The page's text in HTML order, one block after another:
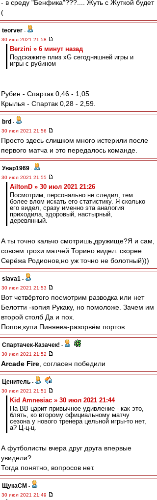
- в среду "Бенфика"???.... Жуть с Жуткой будет
(
teorver -
30 июл 2021 21:58
Berzini » 6 минут назад
Подскажите плиз xG сегодняшней игры и
игры с рубином
Рубин - Спартак 0,46 - 1,05
Крылья - Спартак 0,28 - 2,59.
brd -
30 июл 2021 21:56
Просто здесь слишком много истерили после
первого матча и это передалось команде.
Увар1969 -
30 июл 2021 21:55
AiltonD » 30 июл 2021 21:26
Посмотрим, персонально не следил, тем
более влом искать его статистику. Я сколько
его видел, сразу именно эта аналогия
приходила, здоровый, настырный,
деревянный.
А ты точно кальчо смотришь,дружище?Я и сам,
совсем трохи матчей Торино видел. скорее
Серёжа Родионов,но уж точно не болотный)))
slava1 -
30 июл 2021 21:53
Вот четвёртого посмотрим разводка или нет
Белотти -копия Рукаку, но помоложе. Зачем им
второй столб Да и пох.
Попов,купи Пиняева-разорвём портов.
Спартачек-Казачек! -
30 июл 2021 21:52
Arcade Fire , согласен победили
Ценитель -
30 июл 2021 21:51
Kid Amnesiac » 30 июл 2021 21:44
На ВВ царит привычное удивление - как это,
блять, ко второму официальному матчу
сезона у нового тренера цельной игры-то нет,
а? Ц-ц-ц.
А футболисты вчера друг друга впервые
увидели?
Тогда понятно, вопросов нет.
ЩукаСМ -
30 июл 2021 21:49